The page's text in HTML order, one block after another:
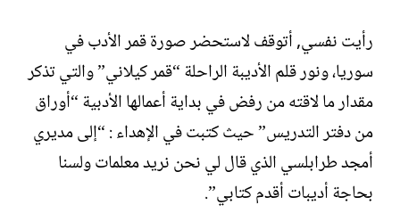
رأيت نفسي, أتوقف لاستحضر صورة قمر الأدب في
سوريا، ونور قلم الأديبة الراحلة “قمر كيلاني” والتي تذكر
مقدار ما لاقته من رفض في بداية أعمالها الأدبية “أوراق
من دفتر التدريس” حيث كتبت في الإهداء : “إلى مديري
أمجد طرابلسي الذي قال لي نحن نريد معلمات ولسنا
بحاجة أديبات أقدم كتابي”.